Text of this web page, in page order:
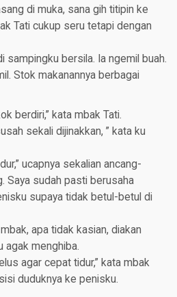
di muka, sana gih titipin ke
Tati cukup seru tetapi dengan
sampingku bersila. Ia ngemil buah.
Stok makanannya berbagai
berdiri,” kata mbak Tati.
sekali dijinakkan, ” kata ku
ucapnya sekalian ancang-
Saya sudah pasti berusaha
supaya tidak betul-betul di
apa tidak kasian, diakan
agak menghiba.
agar cepat tidur,” kata mbak
duduknya ke penisku.